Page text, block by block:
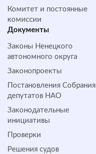
Комитет и постоянные
комиссии
Документы
Законы Ненецкого
автономного округа
Законопроекты
Постановления Собрания
депутатов НАО
Законодательные
инициативы
Проверки
Решения судов